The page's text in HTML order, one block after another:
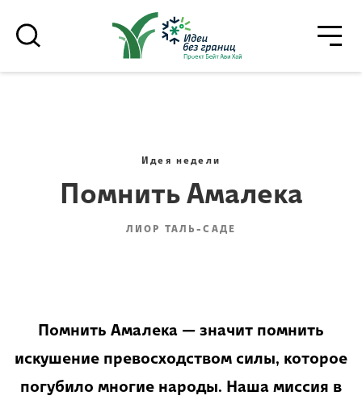
Идея недели
Помнить Амалека
ЛИОР ТАЛЬ-САДЕ
Помнить Амалека — значит помнить
искушение превосходством силы, которое
погубило многие народы. Наша миссия в
בבית אביחי לפני כולם? - דף משוכפל